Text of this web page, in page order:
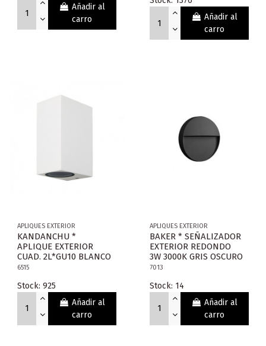
Añadir al
carro
Añadir al
carro
APLIQUES EXTERIOR
KANDANCHU *
APLIQUE EXTERIOR
CUAD. 2L*GU10 BLANCO
6515
Stock: 925
Añadir al
carro
APLIQUES EXTERIOR
BAKER * SEÑALIZADOR
EXTERIOR REDONDO
3W 3000K GRIS OSCURO
7013
Stock: 14
Añadir al
carro